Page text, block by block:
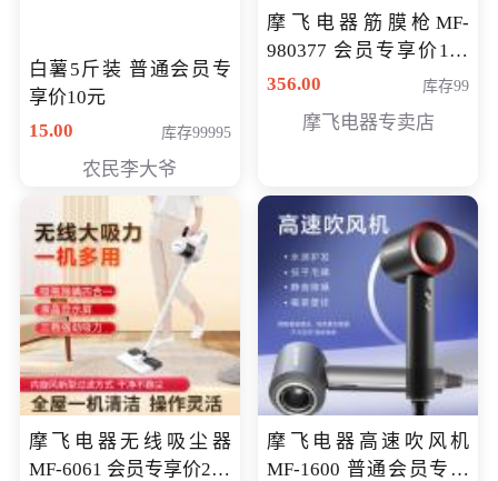
白薯5斤装 普通会员专
享价10元
15.00
库存99995
农民李大爷
摩飞电器筋膜枪MF-
980377 会员专享价199
元
356.00 库存99
摩飞电器专卖店
摩飞电器无线吸尘器
MF-6061 会员专享价299
摩飞电器高速吹风机
MF-1600 普通会员专享